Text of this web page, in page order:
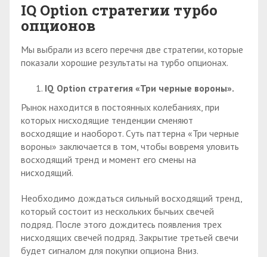
IQ Option стратегии турбо
опционов
Мы выбрали из всего перечня две стратегии, которые
показали хорошие результаты на турбо опционах.
IQ Option стратегия «Три черные вороны».
Рынок находится в постоянных колебаниях, при
которых нисходящие тенденции сменяют
восходящие и наоборот. Суть паттерна «Три черные
вороны» заключается в том, чтобы вовремя уловить
восходящий тренд и момент его смены на
нисходящий.
Необходимо дождаться сильный восходящий тренд,
который состоит из нескольких бычьих свечей
подряд. После этого дождитесь появления трех
нисходящих свечей подряд. Закрытие третьей свечи
будет сигналом для покупки опциона Вниз.